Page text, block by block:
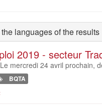
languages of the results
2019 - secteur
mercredi 24 avril prochain,
BQTA